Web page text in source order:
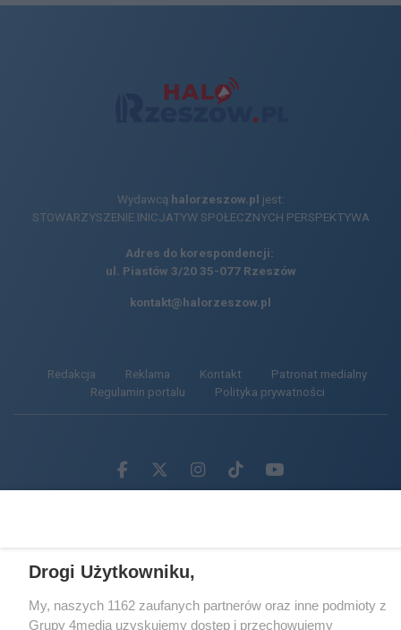
Wydawcą halorzeszow.pl jest:
STOWARZYSZENIE INICJATYW SPOŁECZNYCH PERSPEKTYWA
Adres do korespondencji:
ul. Piastów 3/20 35-077 Rzeszów
kontakt@halorzeszow.pl
Redakcja Reklama Kontakt
Patronat medialny
Regulamin portalu
Polityka prywatności
Facebook.com
X.comInstagram.com
Tiktok.comYoutube.com
Drogi Użytkowniku,
My, naszych 1162 zaufanych partnerów oraz inne podmioty z
Grupy 4media uzyskujemy dostęp i przechowujemy